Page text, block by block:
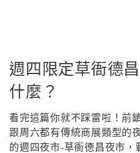
週四限定草衙德
什麼？
看完這篇你就不踩雷啦！前
跟周六都有傳統商展類型的
的週四夜市-草衙德昌夜市